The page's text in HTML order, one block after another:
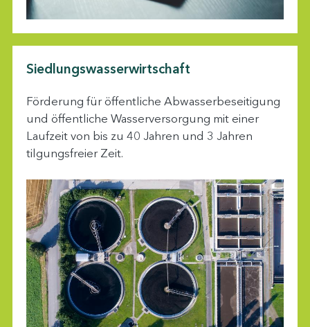
Siedlungswasserwirtschaft
Förderung für öffentliche Abwasserbeseitigung
und öffentliche Wasserversorgung mit einer
Laufzeit von bis zu 40 Jahren und 3 Jahren
tilgungsfreier Zeit.